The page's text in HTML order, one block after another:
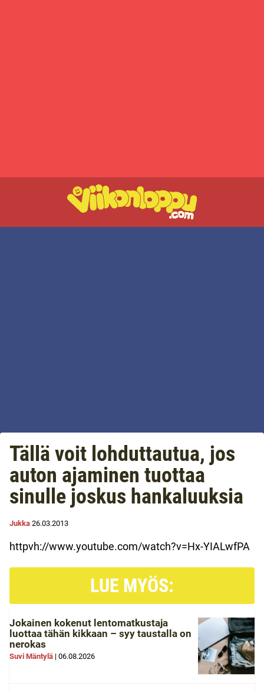
Tällä voit lohduttautua, jos
auton ajaminen tuottaa
sinulle joskus hankaluuksia
Jukka 26.03.2013
httpvh://www.youtube.com/watch?v=Hx-YIALwfPA
LUE MYÖS:
Jokainen kokenut lentomatkustaja
luottaa tähän kikkaan – syy taustalla on
nerokas
Suvi Mäntylä | 06.08.2026